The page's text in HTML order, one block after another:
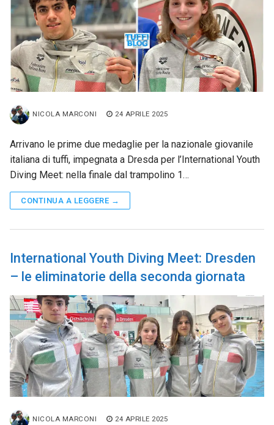
NICOLA MARCONI 24 APRILE 2025
Arrivano le prime due medaglie per la nazionale giovanile
italiana di tuffi, impegnata a Dresda per l’International Youth
Diving Meet: nella finale dal trampolino 1…
CONTINUA A LEGGERE →
International Youth Diving Meet: Dresden
– le eliminatorie della seconda giornata
NICOLA MARCONI 24 APRILE 2025